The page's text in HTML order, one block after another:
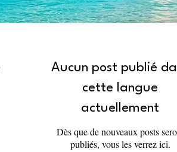
Aucun post publié
cette langue
actuellement
Dès que de nouveaux posts
publiés, vous les verrez ici.